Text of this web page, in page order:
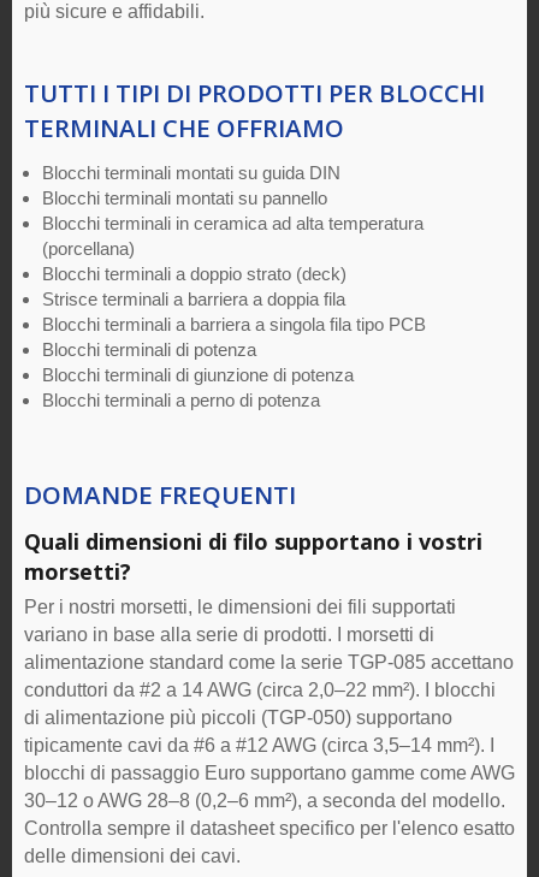
più sicure e affidabili.
TUTTI I TIPI DI PRODOTTI PER BLOCCHI
TERMINALI CHE OFFRIAMO
Blocchi terminali montati su guida DIN
Blocchi terminali montati su pannello
Blocchi terminali in ceramica ad alta temperatura
(porcellana)
Blocchi terminali a doppio strato (deck)
Strisce terminali a barriera a doppia fila
Blocchi terminali a barriera a singola fila tipo PCB
Blocchi terminali di potenza
Blocchi terminali di giunzione di potenza
Blocchi terminali a perno di potenza
DOMANDE FREQUENTI
Quali dimensioni di filo supportano i vostri
morsetti?
Per i nostri morsetti, le dimensioni dei fili supportati
variano in base alla serie di prodotti. I morsetti di
alimentazione standard come la serie TGP-085 accettano
conduttori da #2 a 14 AWG (circa 2,0–22 mm²). I blocchi
di alimentazione più piccoli (TGP-050) supportano
tipicamente cavi da #6 a #12 AWG (circa 3,5–14 mm²). I
blocchi di passaggio Euro supportano gamme come AWG
30–12 o AWG 28–8 (0,2–6 mm²), a seconda del modello.
Controlla sempre il datasheet specifico per l'elenco esatto
delle dimensioni dei cavi.